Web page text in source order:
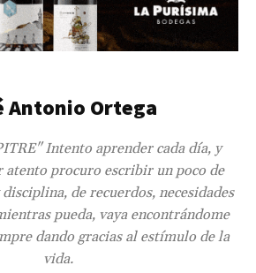
Antonio Ortega
Intento aprender cada día, y
atento procuro escribir un poco de
de recuerdos, necesidades
pueda, vaya encontrándome
dando gracias al estímulo de la
vida.